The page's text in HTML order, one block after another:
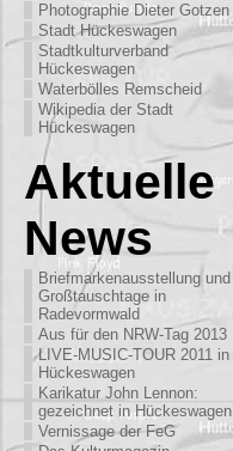
Photographie Dieter Gotzen
Stadt Hückeswagen
Stadtkulturverband
Hückeswagen
Waterbölles Remscheid
Wikipedia der Stadt
Hückeswagen
Aktuelle
News
Briefmarkenausstellung und
Großtauschtage in
Radevormwald
Aus für den NRW-Tag 2013
LIVE-MUSIC-TOUR 2011 in
Hückeswagen
Karikatur John Lennon:
gezeichnet in Hückeswagen
Vernissage der FeG